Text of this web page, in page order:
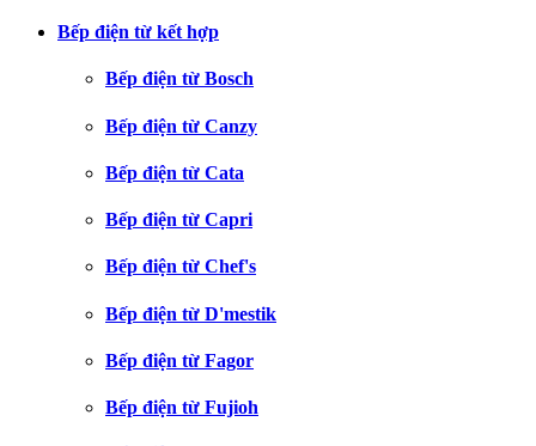
Bếp điện từ kết hợp
Bếp điện từ Bosch
Bếp điện từ Canzy
Bếp điện từ Cata
Bếp điện từ Capri
Bếp điện từ Chef's
Bếp điện từ D'mestik
Bếp điện từ Fagor
Bếp điện từ Fujioh